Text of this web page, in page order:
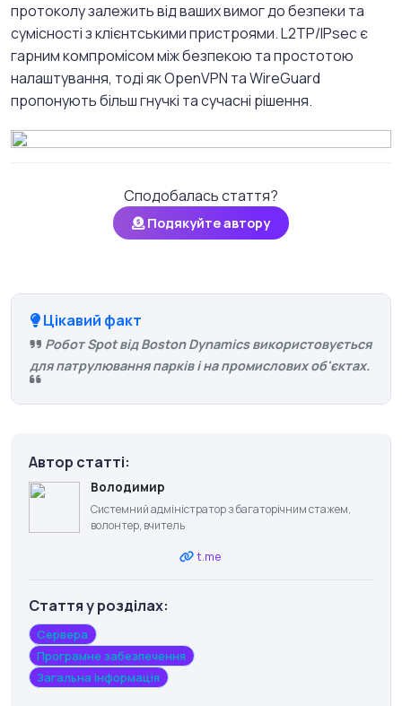
протоколу залежить від ваших вимог до безпеки та
сумісності з клієнтськими пристроями. L2TP/IPsec є
гарним компромісом між безпекою та простотою
налаштування, тоді як OpenVPN та WireGuard
пропонують більш гнучкі та сучасні рішення.
Сподобалась стаття?
Подякуйте автору
Цікавий факт
Робот Spot від Boston Dynamics використовується
для патрулювання парків і на промислових об'єктах.
Автор статті:
Володимир
Системний адміністратор з багаторічним стажем,
волонтер, вчитель
t.me
Стаття у розділах:
Сервера
Програмне забезпечення
Загальна інформація